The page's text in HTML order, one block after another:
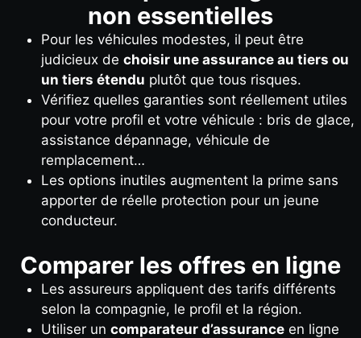
non essentielles
Pour les véhicules modestes, il peut être
judicieux de choisir une assurance au tiers ou
un tiers étendu plutôt que tous risques.
Vérifiez quelles garanties sont réellement utiles
pour votre profil et votre véhicule : bris de glace,
assistance dépannage, véhicule de
remplacement…
Les options inutiles augmentent la prime sans
apporter de réelle protection pour un jeune
conducteur.
Comparer les offres en ligne
Les assureurs appliquent des tarifs différents
selon la compagnie, le profil et la région.
Utiliser un comparateur d’assurance en ligne